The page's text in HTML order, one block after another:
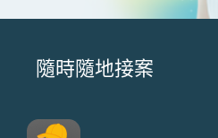
隨時隨地接案